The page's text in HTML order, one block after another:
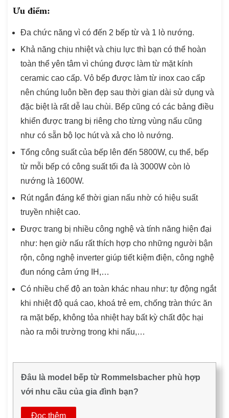
Ưu điểm:
Đa chức năng vì có đến 2 bếp từ và 1 lò nướng.
Khả năng chịu nhiệt và chịu lực thì bạn có thể hoàn
toàn thể yên tâm vì chúng được làm từ mặt kính
ceramic cao cấp. Vỏ bếp được làm từ inox cao cấp
nên chúng luôn bền đẹp sau thời gian dài sử dụng và
đặc biệt là rất dễ lau chùi. Bếp cũng có các bảng điều
khiển được trang bị riêng cho từng vùng nấu cũng
như có sẵn bộ lọc hút và xả cho lò nướng.
Tổng công suất của bếp lên đến 5800W, cụ thể, bếp
từ mỗi bếp có công suất tối đa là 3000W còn lò
nướng là 1600W.
Rút ngắn đáng kể thời gian nấu nhờ có hiệu suất
truyền nhiệt cao.
Được trang bị nhiều công nghệ và tính năng hiện đại
như: hẹn giờ nấu rất thích hợp cho những người bận
rộn, công nghệ inverter giúp tiết kiệm điện, công nghệ
đun nóng cảm ứng IH,…
Có nhiều chế độ an toàn khác nhau như: tự động ngắt
khi nhiệt độ quá cao, khoá trẻ em, chống tràn thức ăn
ra mặt bếp, không tỏa nhiệt hay bất kỳ chất độc hại
nào ra môi trường trong khi nấu,…
Đâu là model bếp từ Rommelsbacher phù hợp
với nhu cầu của gia đình bạn?
Đọc thêm